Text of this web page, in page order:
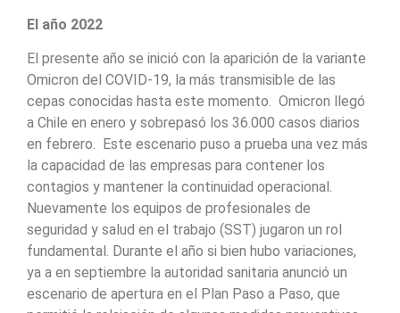
El año 2022
El presente año se inició con la aparición de la variante
Omicron del COVID-19, la más transmisible de las
cepas conocidas hasta este momento. Omicron llegó
a Chile en enero y sobrepasó los 36.000 casos diarios
en febrero. Este escenario puso a prueba una vez más
la capacidad de las empresas para contener los
contagios y mantener la continuidad operacional.
Nuevamente los equipos de profesionales de
seguridad y salud en el trabajo (SST) jugaron un rol
fundamental. Durante el año si bien hubo variaciones,
ya a en septiembre la autoridad sanitaria anunció un
escenario de apertura en el Plan Paso a Paso, que